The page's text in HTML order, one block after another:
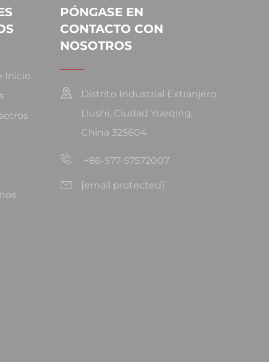
Inicio
PÓNGASE EN
CONTACTO CON
NOSOTROS
Distrito Industrial Extranjero
Liushi, Ciudad Yueqing,
China 325604
+86-577-57572007
[email protected]